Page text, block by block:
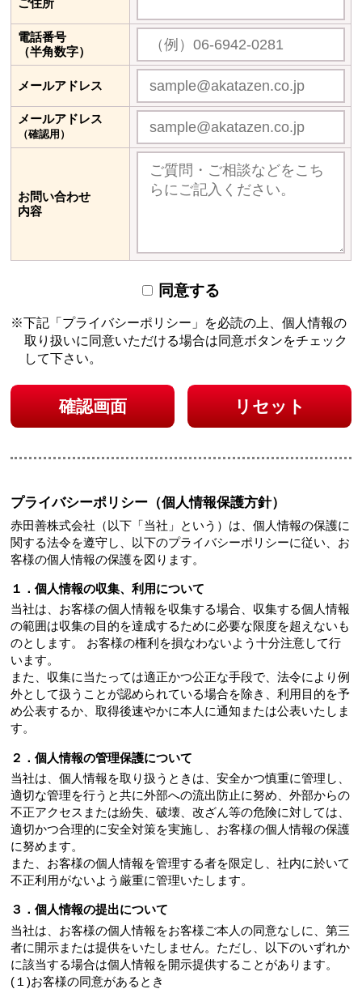
電話番号
（半角数字）
メールアドレス
メールアドレス
（確認用）
お問い合わせ
内容
同意する
下記「プライバシーポリシー」を必読の上、個人情報の
取り扱いに同意いただける場合は同意ボタンをチェック
して下さい。
確認画面 リセット
プライバシーポリシー（個人情報保護方針）
赤田善株式会社（以下「当社」という）は、個人情報の保護に
関する法令を遵守し、以下のプライバシーポリシーに従い、お
客様の個人情報の保護を図ります。
１．個人情報の収集、利用について
当社は、お客様の個人情報を収集する場合、収集する個人情報
の範囲は収集の目的を達成するために必要な限度を超えないも
のとします。 お客様の権利を損なわないよう十分注意して行
います。
また、収集に当たっては適正かつ公正な手段で、法令により例
外として扱うことが認められている場合を除き、利用目的を予
め公表するか、取得後速やかに本人に通知または公表いたしま
す。
２．個人情報の管理保護について
当社は、個人情報を取り扱うときは、安全かつ慎重に管理し、
適切な管理を行うと共に外部への流出防止に努め、外部からの
不正アクセスまたは紛失、破壊、改ざん等の危険に対しては、
適切かつ合理的に安全対策を実施し、お客様の個人情報の保護
に努めます。
また、お客様の個人情報を管理する者を限定し、社内に於いて
不正利用がないよう厳重に管理いたします。
３．個人情報の提出について
当社は、お客様の個人情報をお客様ご本人の同意なしに、第三
者に開示または提供をいたしません。ただし、以下のいずれか
に該当する場合は個人情報を開示提供することがあります。
(１)お客様の同意があるとき